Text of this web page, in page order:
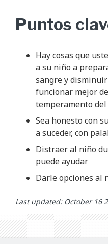
Puntos
Hay cosas que
a su niño a
sangre y
funcionar mejor
temperamento
Sea honesto con
a suceder, con
Distraer al niño
puede ayudar
Darle opciones al
Last updated: October 16